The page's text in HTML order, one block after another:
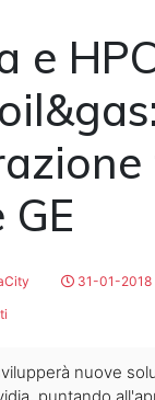
e
31-01-2018
nuove